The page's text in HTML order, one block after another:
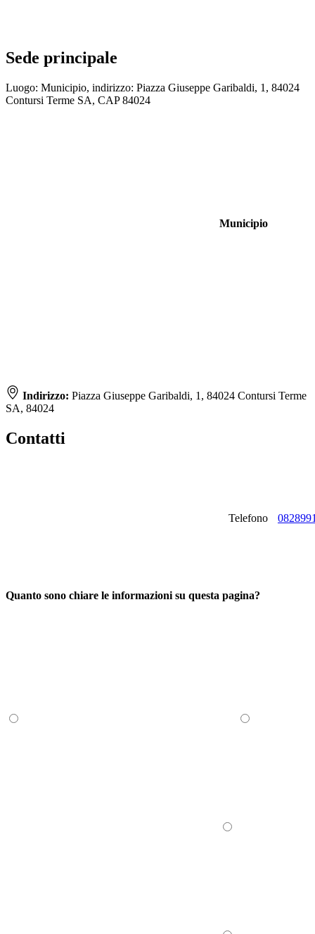
Sede principale
Luogo: Municipio, indirizzo: Piazza Giuseppe Garibaldi, 1, 84024
Contursi Terme SA, CAP 84024
Municipio
Indirizzo: Piazza Giuseppe Garibaldi, 1, 84024 Contursi Terme
SA, 84024
Contatti
Telefono
Quanto sono chiare le informazioni su questa pagina?